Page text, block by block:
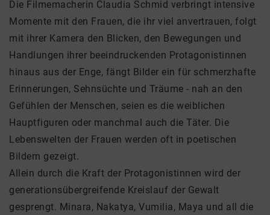
Die Filmemacherin Claudia Schmid verbringt intensive
Momente mit den Frauen, die ihr viel anvertrauen, folgt
mit ihrer Kamera den Blicken, den Bewegungen und
Handlungen ihrer beeindruckenden Protagonistinnen
hinaus aus der Enge, fängt Bilder ein für schmerzhafte
Erinnerungen, Sehnsüchte und Träume - nah an den
Gefühlen der Menschen, seien es die weiblichen
Hauptfiguren oder manchmal auch die Täter. Die
Lebenswelten der Frauen werden oft in poetischen
Bildern gezeigt.
Allein durch die Kraft der Protagonistinnen wird der
generationsübergreifende Kreislauf der Gewalt
gesprengt. Minara, Nakatya, Vumilia, Maya und all die